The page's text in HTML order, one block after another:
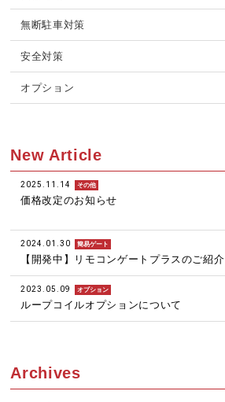
無断駐車対策
安全対策
オプション
New Article
2025.11.14 その他
価格改定のお知らせ
2024.01.30 簡易ゲート
【開発中】リモコンゲートプラスのご紹介
2023.05.09 オプション
ループコイルオプションについて
Archives